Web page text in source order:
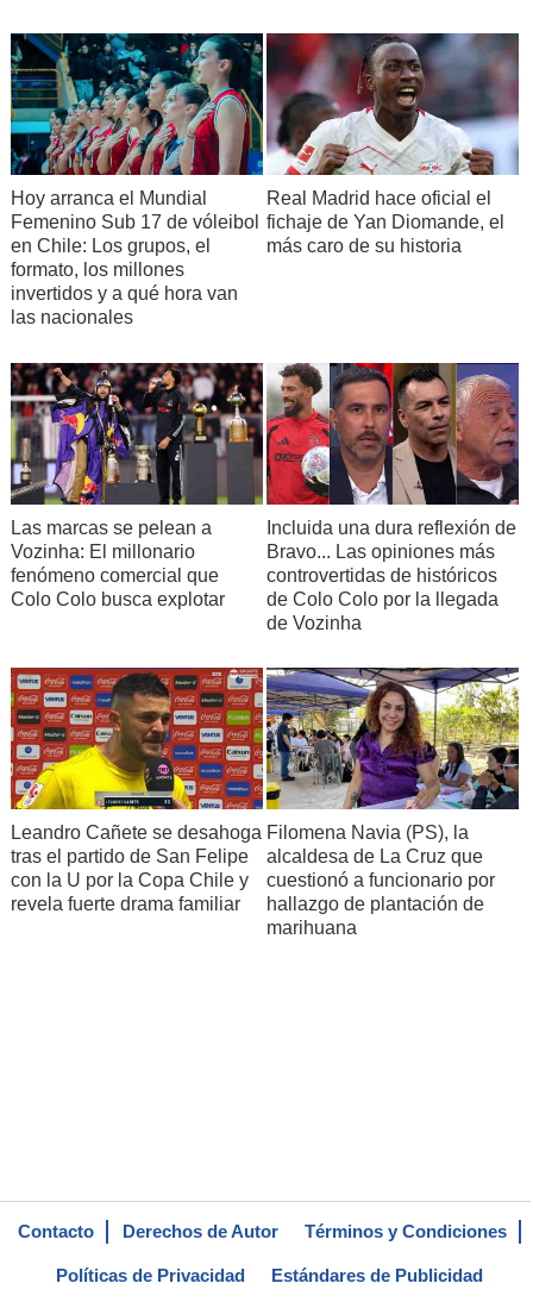
Hoy arranca el Mundial
Femenino Sub 17 de vóleibol
en Chile: Los grupos, el
formato, los millones
invertidos y a qué hora van
las nacionales
Real Madrid hace oficial el
fichaje de Yan Diomande, el
más caro de su historia
Las marcas se pelean a
Vozinha: El millonario
fenómeno comercial que
Colo Colo busca explotar
Incluida una dura reflexión de
Bravo... Las opiniones más
controvertidas de históricos
de Colo Colo por la llegada
de Vozinha
Leandro Cañete se desahoga
tras el partido de San Felipe
con la U por la Copa Chile y
revela fuerte drama familiar
Filomena Navia (PS), la
alcaldesa de La Cruz que
cuestionó a funcionario por
hallazgo de plantación de
marihuana
Contacto Derechos de Autor Términos y Condiciones
Políticas de Privacidad Estándares de Publicidad